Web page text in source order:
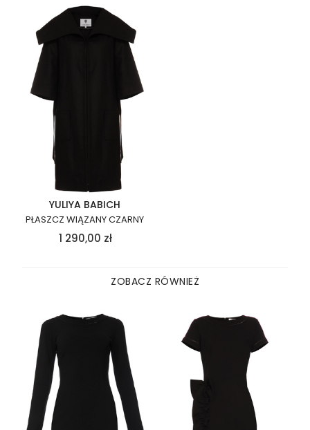
YULIYA BABICH
PŁASZCZ WIĄZANY CZARNY
1 290,00 zł
ZOBACZ RÓWNIEŻ